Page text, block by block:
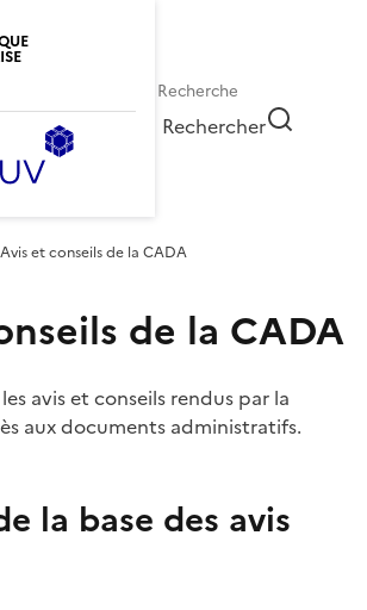
Rechercher
Avis et conseils de la CADA
de la CADA
avis et conseils rendus par la
aux documents administratifs.
la base des avis